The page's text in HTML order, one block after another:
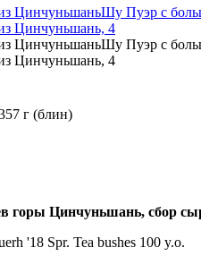
г (блин)
горы Цинчуньшань, сбор
'18 Spr. Tea bushes 100 y.o.